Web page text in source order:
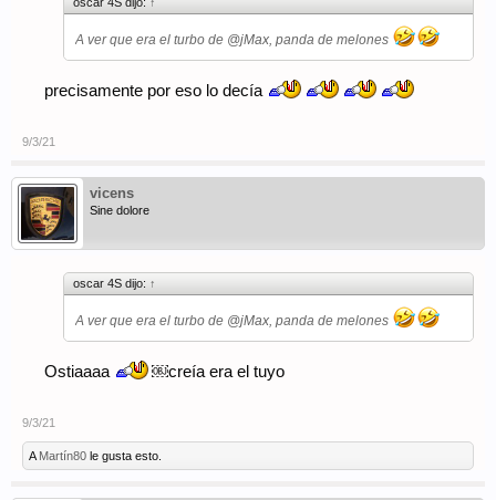
A ver que era el turbo de @jMax, panda de melones
precisamente por eso lo decía
9/3/21
vicens
Sine dolore
oscar 4S dijo: ↑
A ver que era el turbo de @jMax, panda de melones
Ostiaaaa ￼creía era el tuyo
9/3/21
A Martín80 le gusta esto.